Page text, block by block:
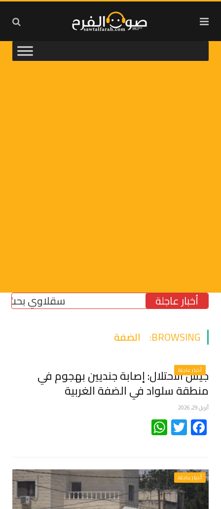
أخبار عاجلة سقلاوي بحث مع
BROWSING: الضفة
أخبار عاجلة
جيش الاحتلال: إصابة جنديين بهجوم في
منطقة سلواد في الضفة الغربية
أبريل 29, 2026
Facebook
Twitter
أخبار عاجلة